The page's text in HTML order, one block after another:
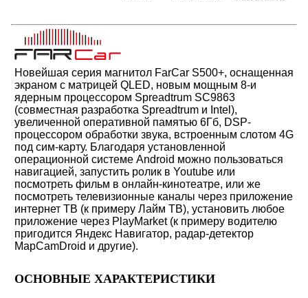
Новейшая серия магнитол FarCar S500+, оснащенная
экраном c матрицей QLED, новым мощным 8-и
ядерным процессором Spreadtrum SC9863
(совместная разработка Spreadtrum и Intel),
увеличенной оперативной памятью 6Гб, DSP-
процессором обработки звука, встроенным слотом 4G
под сим-карту. Благодаря установленной
операционной системе Android можно пользоваться
навигацией, запустить ролик в Youtube или
посмотреть фильм в онлайн-кинотеатре, или же
посмотреть телевизионные каналы через приложение
интернет ТВ (к примеру Лайм ТВ), установить любое
приложение через PlayMarket (к примеру водителю
пригодится Яндекс Навигатор, радар-детектор
MapCamDroid и другие).
ОСНОВНЫЕ ХАРАКТЕРИСТИКИ